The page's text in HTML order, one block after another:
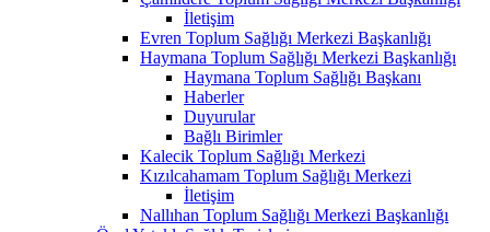
İletişim
Evren Toplum Sağlığı Merkezi Başkanlığı
Haymana Toplum Sağlığı Merkezi Başkanlığı
Haymana Toplum Sağlığı Başkanı
Haberler
Duyurular
Bağlı Birimler
Kalecik Toplum Sağlığı Merkezi
Kızılcahamam Toplum Sağlığı Merkezi
İletişim
Nallıhan Toplum Sağlığı Merkezi Başkanlığı